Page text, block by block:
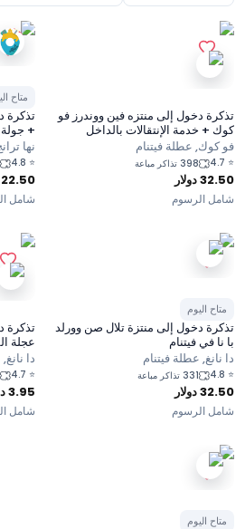
تذكرة دخول إلى منتزه فين ووندرز فو
كوك + خدمة الإنتقالات بالداخل
فو كوك, عطلة فيتنام
⭐
4.7 398 تذاكر مباعة
32.50دولار
شامل الرسوم
متاح
تذكرة
+
نها
⭐
4.8
22.50
شامل
متاح اليوم
تذكرة دخول إلى منتزة تلال صن وورلد
با نا في فيتنام
دا نانغ, عطلة فيتنام
⭐
4.8 331 تذاكر مباعة
32.50دولار
شامل الرسوم
تذكرة
عجلة
بارك
دا
⭐
4.7
3.95
شامل
متاح اليوم